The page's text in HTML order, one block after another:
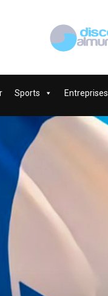
Sports Entreprises